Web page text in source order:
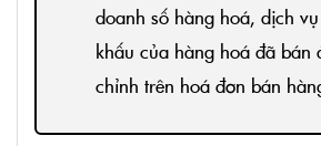
doanh số hàng hoá, dịch
khấu của hàng hoá đã bán
chỉnh trên hoá đơn bán